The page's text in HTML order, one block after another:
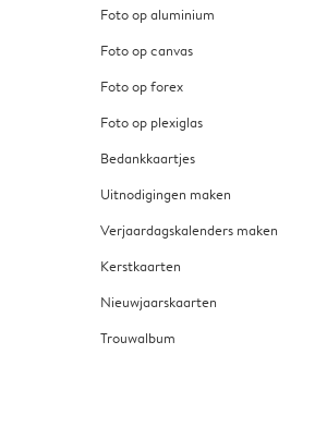
Foto op aluminium
Foto op canvas
Foto op forex
Foto op plexiglas
Bedankkaartjes
Uitnodigingen maken
Verjaardagskalenders maken
Kerstkaarten
Nieuwjaarskaarten
Trouwalbum